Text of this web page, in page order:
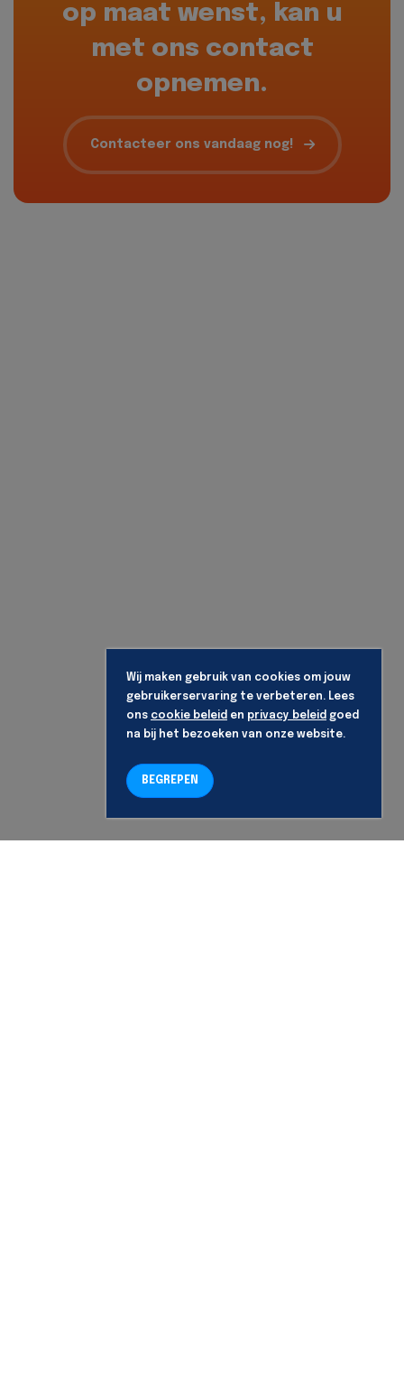
op maat wenst, kan u
met ons contact
opnemen.
Contacteer ons vandaag nog!
Wij maken gebruik van cookies om jouw
gebruikerservaring te verbeteren. Lees
ons cookie beleid en privacy beleid goed
na bij het bezoeken van onze website.
BEGREPEN